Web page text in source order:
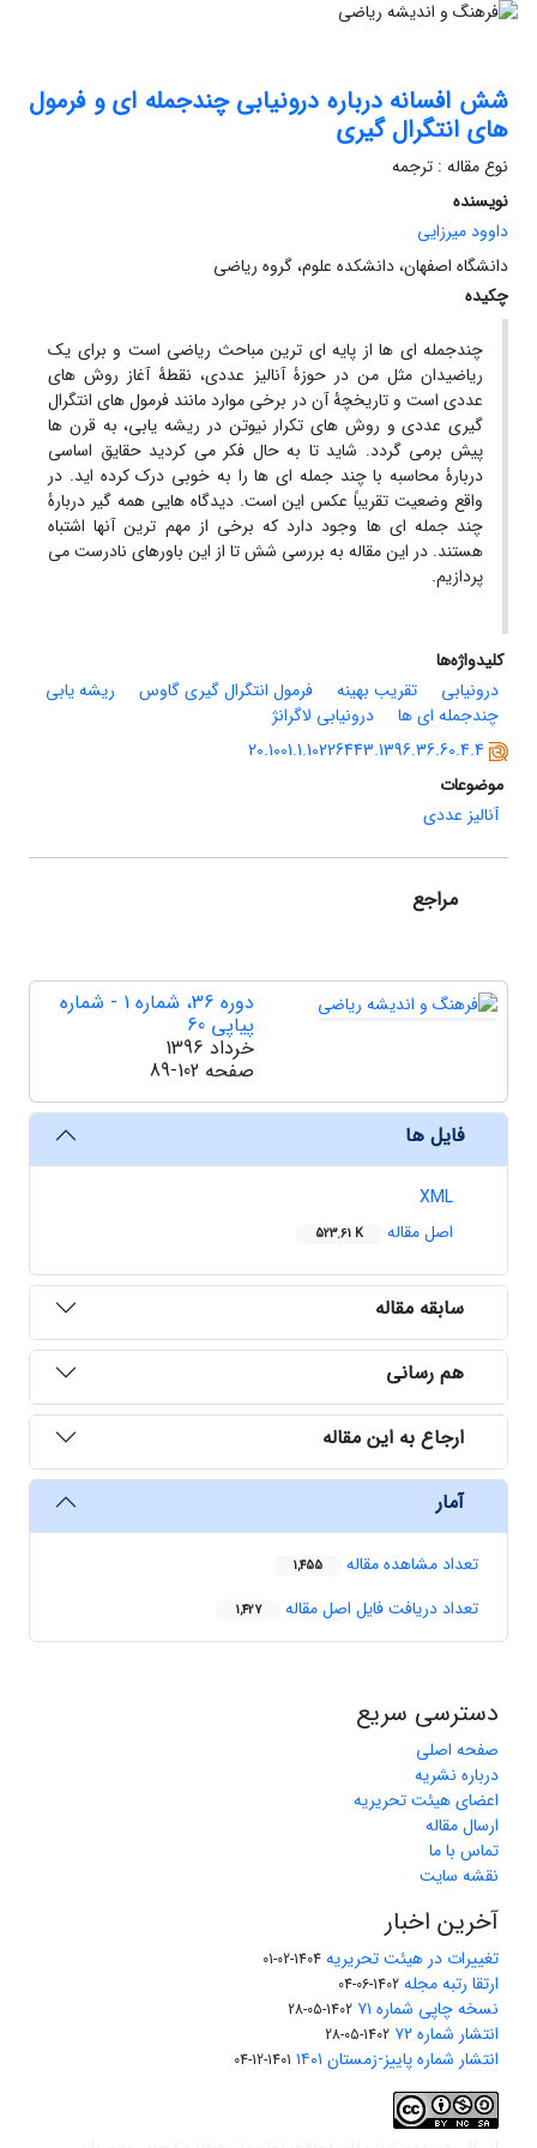
شش افسانه درباره درونیابی چندجمله ای و فرمول
های انتگرال گیری
نوع مقاله : ترجمه
نویسنده
داوود میرزایی
دانشگاه اصفهان، دانشکده علوم، گروه ریاضی
چکیده
چندجمله ای ها از پایه ای ترین مباحث ریاضی است و برای یک
ریاضیدان مثل من در حوزۀ آنالیز عددی، نقطۀ آغاز روش های
عددی است و تاریخچۀ آن در برخی موارد مانند فرمول های انتگرال
گیری عددی و روش های تکرار نیوتن در ریشه یابی، به قرن ها
پیش برمی گردد. شاید تا به حال فکر می کردید حقایق اساسی
دربارۀ محاسبه با چند جمله ای ها را به خوبی درک کرده اید. در
واقع وضعیت تقریباً عکس این است. دیدگاه هایی همه گیر دربارۀ
چند جمله ای ها وجود دارد که برخی از مهم ترین آنها اشتباه
هستند. در این مقاله به بررسی شش تا از این باورهای نادرست می
پردازیم.
کلیدواژه‌ها
درونیابی
تقریب بهینه فرمول انتگرال گیری گاوس
ریشه یابی
چندجمله ای ها
درونیابی لاگرانژ
20.1001.1.10226443.1396.36.60.4.4
موضوعات
آنالیز عددی
مراجع
دوره 36، شماره 1 - شماره
پیاپی 60
خرداد 1396
صفحه 89-102
فایل ها
XML
اصل مقاله
523.61 K
سابقه مقاله
هم رسانی
ارجاع به این مقاله
آمار
تعداد مشاهده مقاله 1,455
تعداد دریافت فایل اصل مقاله 1,427
دسترسی سریع
صفحه اصلی
درباره نشریه
اعضای هیئت تحریریه
ارسال مقاله
تماس با ما
نقشه سایت
آخرین اخبار
تغییرات در هیئت تحریریه 1404-02-01
ارتقا رتبه مجله 1402-06-04
نسخه چاپی شماره ۷۱ 1402-05-28
انتشار شماره ۷۲ 1402-05-28
انتشار شماره پاییز-زمستان ۱۴۰۱ 1401-12-04